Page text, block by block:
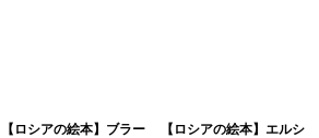
【ロシアの絵本】ブラー
【ロシアの絵本】エルシ